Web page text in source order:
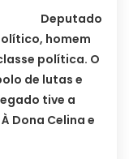
Deputado
homem
política. O
de lutas e
tive a
Dona Celina e